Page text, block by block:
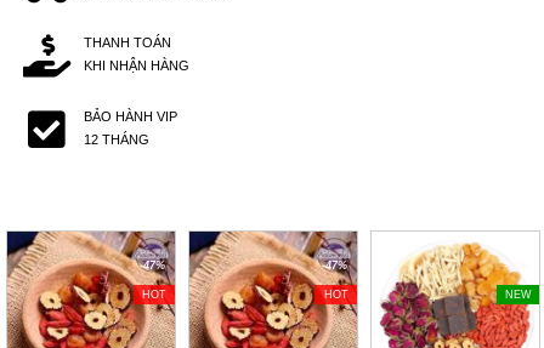
THANH TOÁN
KHI NHẬN HÀNG
BẢO HÀNH VIP
12 THÁNG
-47%
HOT
-47%
HOT
-20%
NEW